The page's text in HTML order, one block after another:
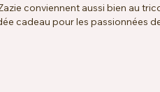
conviennent aussi bien au
cadeau pour les passionnées